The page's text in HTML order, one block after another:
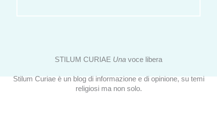
STILUM CURIAE Una voce libera
Stilum Curiae è un blog di informazione e di opinione, su temi
religiosi ma non solo.